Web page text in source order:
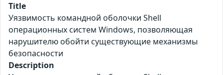
Title
Уязвимость командной оболочки Shell
операционных систем Windows, позволяющая
нарушителю обойти существующие механизмы
безопасности
Description